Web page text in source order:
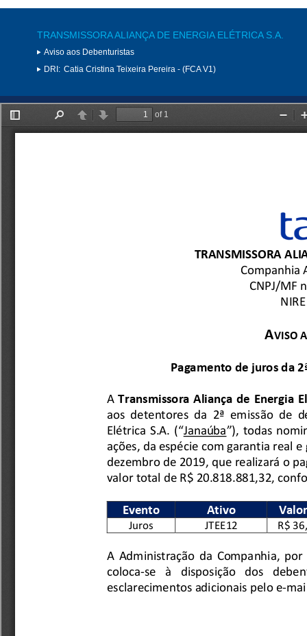
TRANSMISSORA ALIANÇA DE ENERGIA ELÉTRICA S.A.
Aviso aos Debenturistas
DRI: Catia Cristina Teixeira Pereira - (FCA V1)